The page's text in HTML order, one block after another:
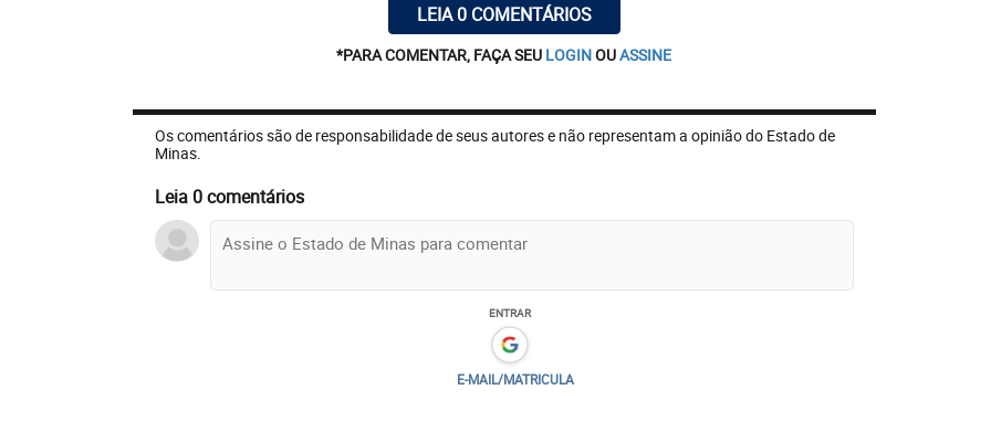
LEIA 0 COMENTÁRIOS
*PARA COMENTAR, FAÇA SEU LOGINOUASSINE
Os comentários são de responsabilidade de seus autores e não representam a opinião do Estado de
Minas.
Leia 0 comentários
ENTRAR
E-MAIL/MATRICULA